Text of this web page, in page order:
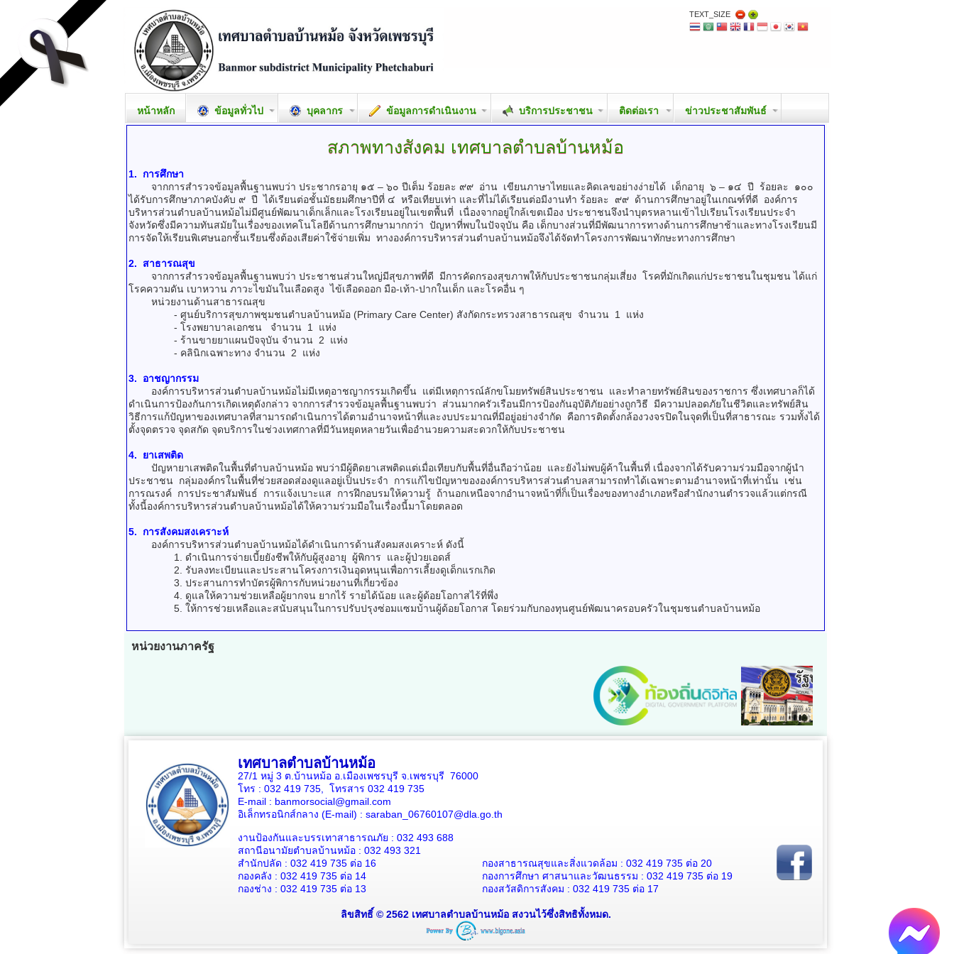
TEXT_SIZE
หน้าหลัก ข้อมูลทั่วไป บุคลากร ข้อมูลการดำเนินงาน บริการประชาชน ติดต่อเรา ข่าวประชาสัมพันธ์
สภาพทางสังคม เทศบาลตำบลบ้านหม้อ
1. การศึกษา
จากการสำรวจข้อมูลพื้นฐานพบว่า ประชากรอายุ ๑๕ – ๖๐ ปีเต็ม ร้อยละ ๙๙ อ่าน เขียนภาษาไทยและคิดเลขอย่างง่ายได้ เด็กอายุ ๖ – ๑๔ ปี ร้อยละ ๑๐๐
ได้รับการศึกษาภาคบังคับ ๙ ปี ได้เรียนต่อชั้นมัธยมศึกษาปีที่ ๔ หรือเทียบเท่า และที่ไม่ได้เรียนต่อมีงานทำ ร้อยละ ๙๙ ด้านการศึกษาอยู่ในเกณฑ์ที่ดี องค์การ
บริหารส่วนตำบลบ้านหม้อไม่มีศูนย์พัฒนาเด็กเล็กและโรงเรียนอยู่ในเขตพื้นที่ เนื่องจากอยู่ใกล้เขตเมือง ประชาชนจึงนำบุตรหลานเข้าไปเรียนโรงเรียนประจำ
จังหวัดซึ่งมีความทันสมัยในเรื่องของเทคโนโลยีด้านการศึกษามากกว่า ปัญหาที่พบในปัจจุบัน คือ เด็กบางส่วนที่มีพัฒนาการทางด้านการศึกษาช้าและทางโรงเรียนมี
การจัดให้เรียนพิเศษนอกชั้นเรียนซึ่งต้องเสียค่าใช้จ่ายเพิ่ม ทางองค์การบริหารส่วนตำบลบ้านหม้อจึงได้จัดทำโครงการพัฒนาทักษะทางการศึกษา
2. สาธารณสุข
จากการสำรวจข้อมูลพื้นฐานพบว่า ประชาชนส่วนใหญ่มีสุขภาพที่ดี มีการคัดกรองสุขภาพให้กับประชาชนกลุ่มเสี่ยง โรคที่มักเกิดแก่ประชาชนในชุมชน ได้แก่
โรคความดัน เบาหวาน ภาวะไขมันในเลือดสูง ไข้เลือดออก มือ-เท้า-ปากในเด็ก และโรคอื่น ๆ
หน่วยงานด้านสาธารณสุข
- ศูนย์บริการสุขภาพชุมชนตำบลบ้านหม้อ (Primary Care Center) สังกัดกระทรวงสาธารณสุข จำนวน 1 แห่ง
- โรงพยาบาลเอกชน
จำนวน 1 แห่ง
- ร้านขายยาแผนปัจจุบัน จำนวน 2 แห่ง
- คลินิกเฉพาะทาง จำนวน 2 แห่ง
3. อาชญากรรม
องค์การบริหารส่วนตำบลบ้านหม้อไม่มีเหตุอาชญากรรมเกิดขึ้น แต่มีเหตุการณ์ลักขโมยทรัพย์สินประชาชน และทำลายทรัพย์สินของราชการ ซึ่งเทศบาลก็ได้
ดำเนินการป้องกันการเกิดเหตุดังกล่าว จากการสำรวจข้อมูลพื้นฐานพบว่า ส่วนมากครัวเรือนมีการป้องกันอุบัติภัยอย่างถูกวิธี มีความปลอดภัยในชีวิตและทรัพย์สิน
วิธีการแก้ปัญหาของเทศบาลที่สามารถดำเนินการได้ตามอำนาจหน้าที่และงบประมาณที่มีอยู่อย่างจำกัด คือการติดตั้งกล้องวงจรปิดในจุดที่เป็นที่สาธารณะ รวมทั้งได้
ตั้งจุดตรวจ จุดสกัด จุดบริการในช่วงเทศกาลที่มีวันหยุดหลายวันเพื่ออำนวยความสะดวกให้กับประชาชน
4. ยาเสพติด
ปัญหายาเสพติดในพื้นที่ตำบลบ้านหม้อ พบว่ามีผู้ติดยาเสพติดแต่เมื่อเทียบกับพื้นที่อื่นถือว่าน้อย และยังไม่พบผู้ค้าในพื้นที่ เนื่องจากได้รับความร่วมมือจากผู้นำ
ประชาชน กลุ่มองค์กรในพื้นที่ช่วยสอดส่องดูแลอยู่เป็นประจำ การแก้ไขปัญหาขององค์การบริหารส่วนตำบลสามารถทำได้เฉพาะตามอำนาจหน้าที่เท่านั้น เช่น
การณรงค์ การประชาสัมพันธ์ การแจ้งเบาะแส การฝึกอบรมให้ความรู้ ถ้านอกเหนือจากอำนาจหน้าที่ก็เป็นเรื่องของทางอำเภอหรือสำนักงานตำรวจแล้วแต่กรณี
ทั้งนี้องค์การบริหารส่วนตำบลบ้านหม้อได้ให้ความร่วมมือในเรื่องนี้มาโดยตลอด
5. การสังคมสงเคราะห์
องค์การบริหารส่วนตำบลบ้านหม้อได้ดำเนินการด้านสังคมสงเคราะห์ ดังนี้
1. ดำเนินการจ่ายเบี้ยยังชีพให้กับผู้สูงอายุ ผู้พิการ และผู้ป่วยเอดส์
2. รับลงทะเบียนและประสานโครงการเงินอุดหนุนเพื่อการเลี้ยงดูเด็กแรกเกิด
3. ประสานการทำบัตรผู้พิการกับหน่วยงานที่เกี่ยวข้อง
4. ดูแลให้ความช่วยเหลือผู้ยากจน ยากไร้ รายได้น้อย และผู้ด้อยโอกาสไร้ที่พึ่ง
5. ให้การช่วยเหลือและสนับสนุนในการปรับปรุงซ่อมแซมบ้านผู้ด้อยโอกาส โดยร่วมกับกองทุนศูนย์พัฒนาครอบครัวในชุมชนตำบลบ้านหม้อ
หน่วยงานภาครัฐ
เทศบาลตำบลบ้านหม้อ
27/1 หมู่ 3 ต.บ้านหม้อ อ.เมืองเพชรบุรี จ.เพชรบุรี 76000
โทร : 032 419 735, โทรสาร 032 419 735
E-mail : banmorsocial@gmail.com
อิเล็กทรอนิกส์กลาง (E-mail) : saraban_06760107@dla.go.th
งานป้องกันและบรรเทาสาธารณภัย : 032 493 688
สถานีอนามัยตำบลบ้านหม้อ : 032 493 321
สำนักปลัด : 032 419 735 ต่อ 16
กองคลัง : 032 419 735 ต่อ 14
กองช่าง : 032 419 735 ต่อ 13
กองสาธารณสุขและสิ่งแวดล้อม : 032 419 735 ต่อ 20
กองการศึกษา ศาสนาและวัฒนธรรม : 032 419 735 ต่อ 19
กองสวัสดิการสังคม : 032 419 735 ต่อ 17
ลิขสิทธิ์ © 2562 เทศบาลตำบลบ้านหม้อ สงวนไว้ซึ่งสิทธิทั้งหมด.